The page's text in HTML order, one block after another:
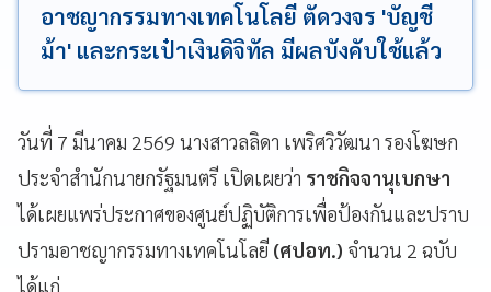
อาชญากรรมทางเทคโนโลยี ตัดวงจร 'บัญชี
ม้า' และกระเป๋าเงินดิจิทัล มีผลบังคับใช้แล้ว
วันที่ 7 มีนาคม 2569 นางสาวลลิดา เพริศวิวัฒนา รองโฆษก
ประจำสำนักนายกรัฐมนตรี เปิดเผยว่า ราชกิจจานุเบกษา
ได้เผยแพร่ประกาศของศูนย์ปฏิบัติการเพื่อป้องกันและปราบ
ปรามอาชญากรรมทางเทคโนโลยี (ศปอท.) จำนวน 2 ฉบับ
ได้แก่